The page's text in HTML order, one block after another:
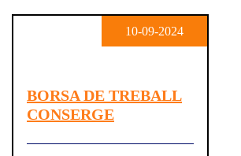
10-09-2024
BORSA DE TREBALL
CONSERGE